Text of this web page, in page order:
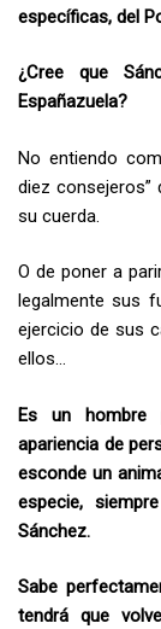
específicas, del
¿Cree que
Españazuela?
No entiendo
diez consejeros”
su cuerda.
O de poner a
legalmente sus
ejercicio de sus
ellos…
Es un hombre
apariencia de
esconde un
especie,
Sánchez.
Sabe
tendrá que